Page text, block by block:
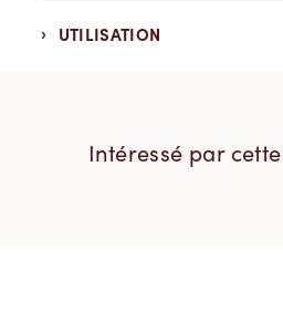
UTILISATION
Intéressé par